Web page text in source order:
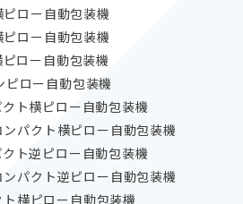
ピロー自動包装機
ピロー自動包装機
ピロー自動包装機
ピロー自動包装機
クト横ピロー自動包装機
ンパクト横ピロー自動包装機
クト逆ピロー自動包装機
ンパクト逆ピロー自動包装機
ト横ピロー自動包装機